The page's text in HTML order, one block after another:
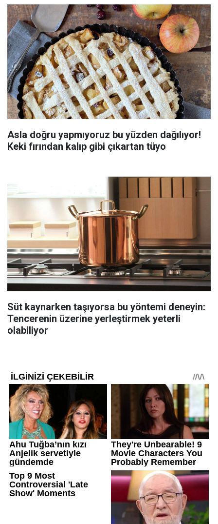
Asla doğru yapmıyoruz bu yüzden dağılıyor!
Keki fırından kalıp gibi çıkartan tüyo
Süt kaynarken taşıyorsa bu yöntemi deneyin:
Tencerenin üzerine yerleştirmek yeterli
olabiliyor